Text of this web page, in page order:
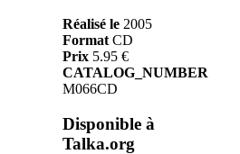
Réalisé le 2005
Format CD
Prix 5.95 €
CATALOG_NUMBER
M066CD
Disponible à
Talka.org